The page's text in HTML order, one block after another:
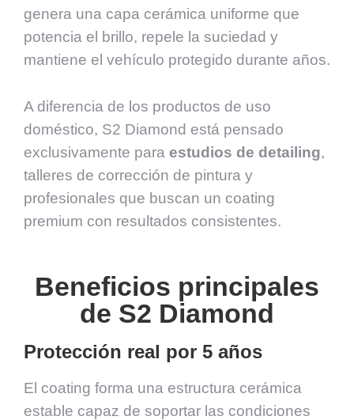
genera una capa cerámica uniforme que
potencia el brillo, repele la suciedad y
mantiene el vehículo protegido durante años.
A diferencia de los productos de uso
doméstico, S2 Diamond está pensado
exclusivamente para estudios de detailing,
talleres de corrección de pintura y
profesionales que buscan un coating
premium con resultados consistentes.
Beneficios principales
de S2 Diamond
Protección real por 5 años
El coating forma una estructura cerámica
estable capaz de soportar las condiciones